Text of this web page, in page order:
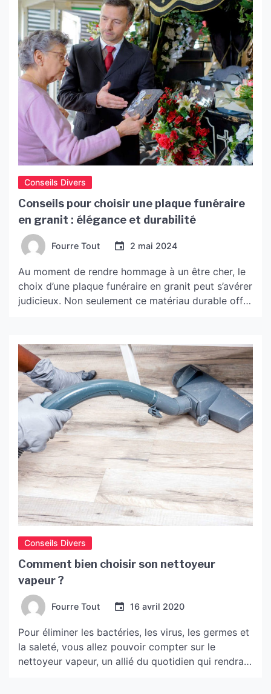
Conseils Divers
Conseils pour choisir une plaque funéraire
en granit : élégance et durabilité
Fourre Tout 2 mai 2024
Au moment de rendre hommage à un être cher, le
choix d’une plaque funéraire en granit peut s’avérer
judicieux. Non seulement ce matériau durable offre
selon les souhaits des proches. Dans cet article,
nous allons explorer les caractéristiques du granit
qui en […]
Conseils Divers
Comment bien choisir son nettoyeur
vapeur ?
Fourre Tout 16 avril 2020
Pour éliminer les bactéries, les virus, les germes et
la saleté, vous allez pouvoir compter sur le
nettoyeur vapeur, un allié du quotidien qui rendra